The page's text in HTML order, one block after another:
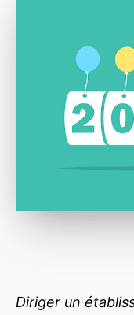
Diriger un